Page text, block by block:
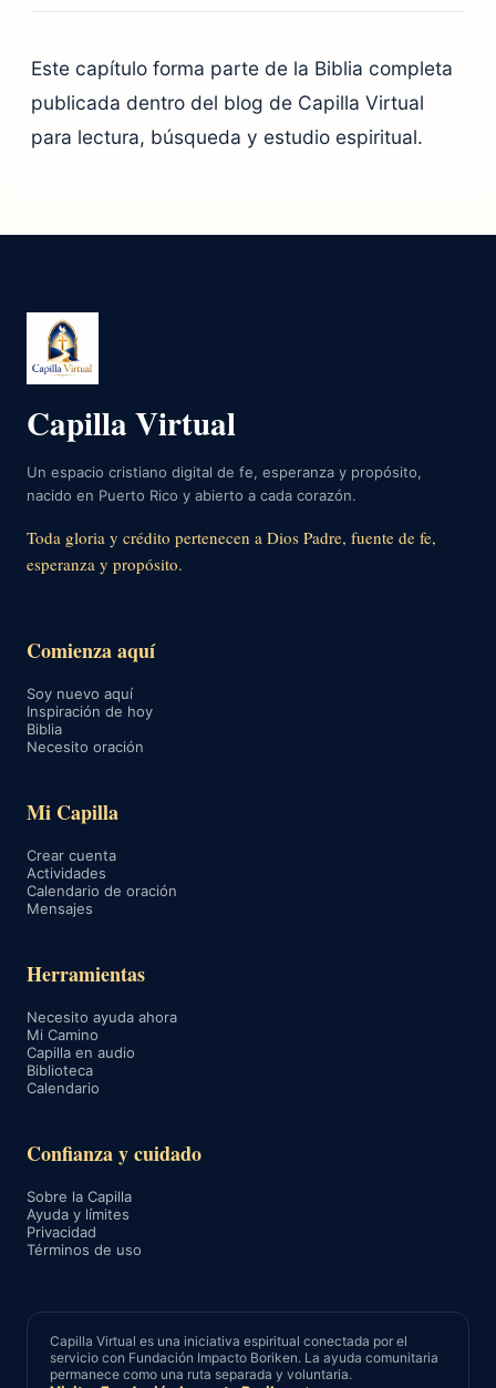
Este capítulo forma parte de la Biblia completa
publicada dentro del blog de Capilla Virtual
para lectura, búsqueda y estudio espiritual.
Capilla Virtual
Un espacio cristiano digital de fe, esperanza y propósito,
nacido en Puerto Rico y abierto a cada corazón.
Toda gloria y crédito pertenecen a Dios Padre, fuente de fe,
esperanza y propósito.
Comienza aquí
Soy nuevo aquí
Inspiración de hoy
Biblia
Necesito oración
Mi Capilla
Crear cuenta
Actividades
Calendario de oración
Mensajes
Herramientas
Necesito ayuda ahora
Mi Camino
Capilla en audio
Biblioteca
Calendario
Confianza y cuidado
Sobre la Capilla
Ayuda y límites
Privacidad
Términos de uso
Capilla Virtual es una iniciativa espiritual conectada por el
servicio con Fundación Impacto Boriken. La ayuda comunitaria
permanece como una ruta separada y voluntaria.